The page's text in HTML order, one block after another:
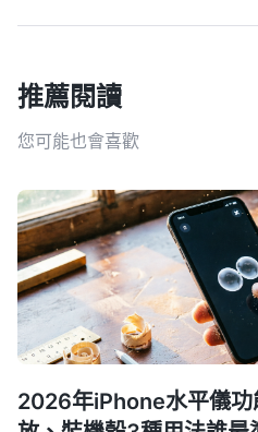
推薦閱讀
您可能也會喜歡
2026年iPhone水平儀功